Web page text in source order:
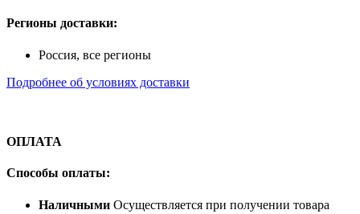
Регионы доставки:
Россия, все регионы
Подробнее об условиях доставки
ОПЛАТА
Способы оплаты:
Наличными Осуществляется при получении товара